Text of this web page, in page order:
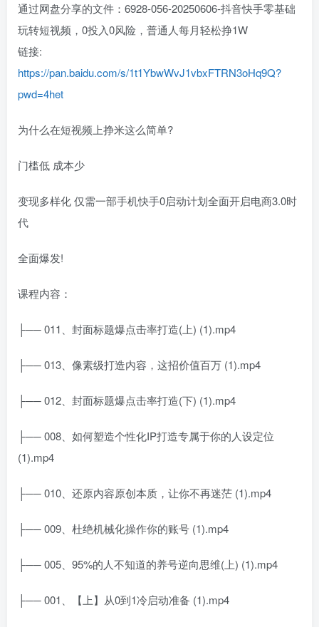
通过网盘分享的文件：6928-056-20250606-抖音快手零基础
玩转短视频，0投入0风险，普通人每月轻松挣1W
链接:
https://pan.baidu.com/s/1t1YbwWvJ1vbxFTRN3oHq9Q?
pwd=4het
为什么在短视频上挣米这么简单?
门槛低 成本少
变现多样化 仅需一部手机快手0启动计划全面开启电商3.0时
代
全面爆发!
课程内容：
├── 011、封面标题爆点击率打造(上) (1).mp4
├── 013、像素级打造内容，这招价值百万 (1).mp4
├── 012、封面标题爆点击率打造(下) (1).mp4
├── 008、如何塑造个性化IP打造专属于你的人设定位
(1).mp4
├── 010、还原内容原创本质，让你不再迷茫 (1).mp4
├── 009、杜绝机械化操作你的账号 (1).mp4
├── 005、95%的人不知道的养号逆向思维(上) (1).mp4
├── 001、【上】从0到1冷启动准备 (1).mp4